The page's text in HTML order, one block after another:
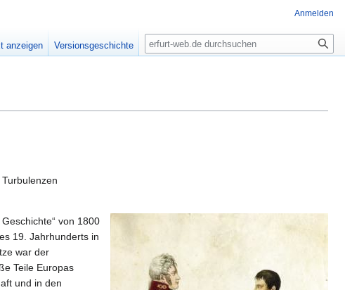
von 1800
19. Jahrhunderts in
war der
Teile Europas
und in den
Anmelden
anzeigen Versionsgeschichte Suche